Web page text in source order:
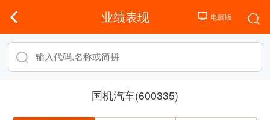
业绩表现
国机汽车(600335)